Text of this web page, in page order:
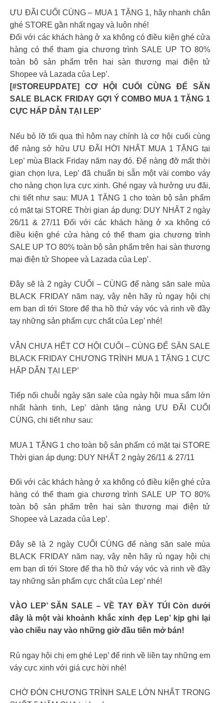
ƯU ĐÃI CUỐI CÙNG – MUA 1 TẶNG 1, hãy nhanh chân
ghé STORE gần nhất ngay và luôn nhé!
Đối với các khách hàng ở xa không có điều kiện ghé cửa
hàng có thể tham gia chương trình SALE UP TO 80%
toàn bộ sản phẩm trên hai sàn thương mại điện tử
Shopee và Lazada của Lep’.
[#STOREUPDATE] CƠ HỘI CUỐI CÙNG ĐỂ SĂN
SALE BLACK FRIDAY GỢI Ý COMBO MUA 1 TẶNG 1
CỰC HẤP DẪN TẠI LEP’
Nếu bỏ lỡ tối qua thì hôm nay chính là cơ hội cuối cùng
để nàng sở hữu ƯU ĐÃI HỜI NHẤT MUA 1 TẶNG tại
Lep’ mùa Black Friday năm nay đó. Để nàng đỡ mất thời
gian chọn lựa, Lep’ đã chuẩn bị sẵn một vài combo váy
cho nàng chọn lựa cực xinh. Ghé ngay và hưởng ưu đãi,
chi tiết như sau: MUA 1 TẶNG 1 cho toàn bộ sản phẩm
có mặt tại STORE Thời gian áp dụng: DUY NHẤT 2 ngày
26/11 & 27/11 Đối với các khách hàng ở xa không có
điều kiện ghé cửa hàng có thể tham gia chương trình
SALE UP TO 80% toàn bộ sản phẩm trên hai sàn thương
mại điện tử Shopee và Lazada của Lep’.
Đây sẽ là 2 ngày CUỐI – CÙNG để nàng săn sale mùa
BLACK FRIDAY năm nay, vậy nên hãy rủ ngay hội chị
em bạn dì tới Store để tha hồ thử váy vóc và rinh về đầy
tay những sản phẩm cực chất của Lep’ nhé!
VẪN CHƯA HẾT CƠ HỘI CUỐI – CÙNG ĐỂ SĂN SALE
BLACK FRIDAY CHƯƠNG TRÌNH MUA 1 TẶNG 1 CỰC
HẤP DẪN TẠI LEP’
Tiếp nối chuỗi ngày săn sale của ngày hội mua sắm lớn
nhất hành tinh, Lep’ dành tặng nàng ƯU ĐÃI CUỐI
CÙNG, chi tiết như sau:
MUA 1 TẶNG 1 cho toàn bộ sản phẩm có mặt tại STORE
Thời gian áp dụng: DUY NHẤT 2 ngày 26/11 & 27/11
Đối với các khách hàng ở xa không có điều kiện ghé cửa
hàng có thể tham gia chương trình SALE UP TO 80%
toàn bộ sản phẩm trên hai sàn thương mại điện tử
Shopee và Lazada của Lep’.
Đây sẽ là 2 ngày CUỐI CÙNG để nàng săn sale mùa
BLACK FRIDAY năm nay, vậy nên hãy rủ ngay hội chị
em bạn dì tới Store để tha hồ thử váy vóc và rinh về đầy
tay những sản phẩm cực chất của Lep’ nhé!
VÀO LEP’ SĂN SALE – VỀ TAY ĐẦY TÚI Còn dưới
đây là một vài khoảnh khắc xinh đẹp Lep’ kịp ghi lại
vào chiều nay vào những giờ đầu tiên mở bán!
Rủ ngay hội chị em ghé Lep’ để rinh về liền tay những em
váy cực xinh với giá cực hời nhé!
CHỜ ĐÓN CHƯƠNG TRÌNH SALE LỚN NHẤT TRONG